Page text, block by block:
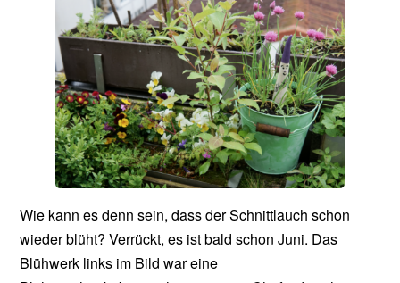
Wie kann es denn sein, dass der Schnittlauch schon
wieder blüht? Verrückt, es ist bald schon Juni. Das
Blühwerk links im Bild war eine